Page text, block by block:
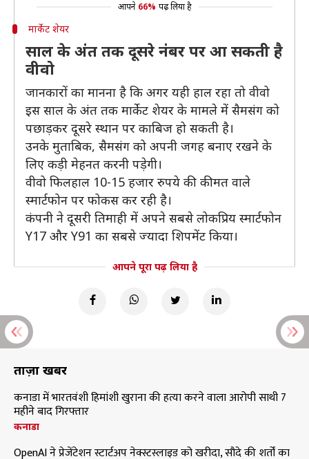
आपने 66% पढ़ लिया है
मार्केट शेयर
साल के अंत तक दूसरे नंबर पर आ सकती है
वीवो
जानकारों का मानना है कि अगर यही हाल रहा तो वीवो
इस साल के अंत तक मार्केट शेयर के मामले में सैमसंग को
पछाड़कर दूसरे स्थान पर काबिज हो सकती है।
उनके मुताबिक, सैमसंग को अपनी जगह बनाए रखने के
लिए कड़ी मेहनत करनी पड़ेगी।
वीवो फिलहाल 10-15 हजार रुपये की कीमत वाले
स्मार्टफोन पर फोकस कर रही है।
कंपनी ने दूसरी तिमाही में अपने सबसे लोकप्रिय स्मार्टफोन
Y17 और Y91 का सबसे ज्यादा शिपमेंट किया।
आपने पूरा पढ़ लिया है
ताज़ा खबरें
कनाडा में भारतवंशी हिमांशी खुराना की हत्या करने वाला आरोपी साथी 7
महीने बाद गिरफ्तार
कनाडा
OpenAI ने प्रेजेंटेशन स्टार्टअप नेक्स्टस्लाइड को खरीदा, सौदे की शर्तों का